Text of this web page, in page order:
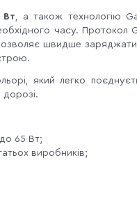
Вт, а також технологію
часу.
швидше заряджати
який легко
дорозі.
65 Вт;
виробників;